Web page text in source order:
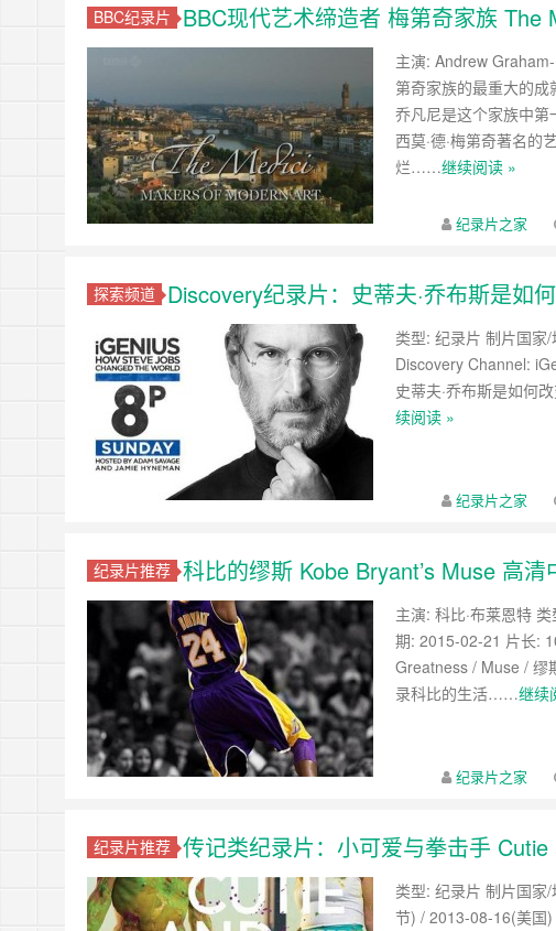
BBC纪录片 BBC现代艺术缔造者 梅第奇家族
主演: Andrew
第奇家族的最重大的成
乔凡尼是这个家族中
西莫·德·梅第奇著名的
烂……继续阅读 »
纪录片之家
探索频道 Discovery纪录片：史蒂夫·乔布斯是如
类型: 纪录片 制片国家
Discovery Channel:
史蒂夫·乔布斯是如何
续阅读 »
纪录片之家
纪录片推荐 科比的缪斯 Kobe Bryant’s Muse 高
主演: 科比·布莱恩特
期: 2015-02-21 片长:
Greatness / Muse / 缪
录科比的生活……继续
纪录片之家
纪录片推荐 传记类纪录片：小可爱与拳击手
类型: 纪录片 制片国
节) / 2013-08-16(美国